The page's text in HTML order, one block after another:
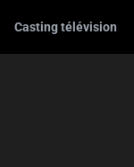
Casting télévision